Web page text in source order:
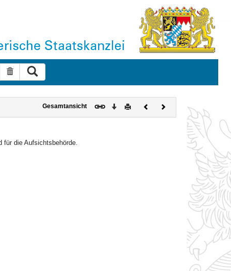
Suche zurücksetzen
Gesamtansicht Download
DruckenVorherigesNächstes
Dokument
für die Aufsichtsbehörde.